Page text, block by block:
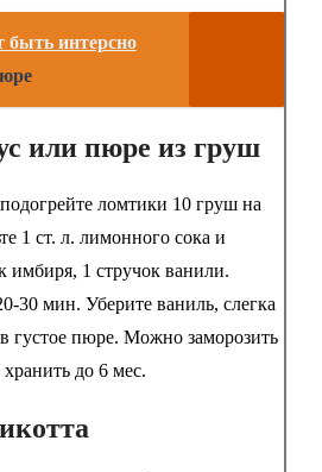
интерсно
или пюре из груш
ломтики 10 груш на
1 ст. л. лимонного сока и
имбиря, 1 стручок ванили.
30 мин. Уберите ваниль, слегка
густое пюре. Можно заморозить
до 6 мес.